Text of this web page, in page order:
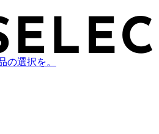
の選択を。